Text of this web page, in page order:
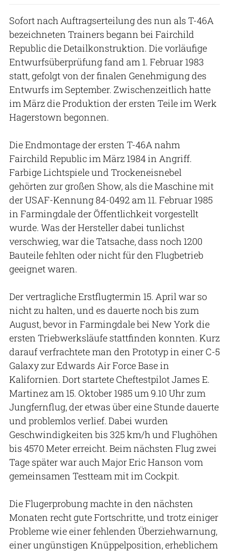
Sofort nach Auftragserteilung des nun als T-46A
bezeichneten Trainers begann bei Fairchild
Republic die Detailkonstruktion. Die vorläufige
Entwurfsüberprüfung fand am 1. Februar 1983
statt, gefolgt von der finalen Genehmigung des
Entwurfs im September. Zwischenzeitlich hatte
im März die Produktion der ersten Teile im Werk
Hagerstown begonnen.
Die Endmontage der ersten T-46A nahm
Fairchild Republic im März 1984 in Angriff.
Farbige Lichtspiele und Trockeneisnebel
gehörten zur großen Show, als die Maschine mit
der USAF-Kennung 84-0492 am 11. Februar 1985
in Farmingdale der Öffentlichkeit vorgestellt
wurde. Was der Hersteller dabei tunlichst
verschwieg, war die Tatsache, dass noch 1200
Bauteile fehlten oder nicht für den Flugbetrieb
geeignet waren.
Der vertragliche Erstflugtermin 15. April war so
nicht zu halten, und es dauerte noch bis zum
August, bevor in Farmingdale bei New York die
ersten Triebwerksläufe stattfinden konnten. Kurz
darauf verfrachtete man den Prototyp in einer C-5
Galaxy zur Edwards Air Force Base in
Kalifornien. Dort startete Cheftestpilot James E.
Martinez am 15. Oktober 1985 um 9.10 Uhr zum
Jungfernflug, der etwas über eine Stunde dauerte
und problemlos verlief. Dabei wurden
Geschwindigkeiten bis 325 km/h und Flughöhen
bis 4570 Meter erreicht. Beim nächsten Flug zwei
Tage später war auch Major Eric Hanson vom
gemeinsamen Testteam mit im Cockpit.
Die Flugerprobung machte in den nächsten
Monaten recht gute Fortschritte, und trotz einiger
Probleme wie einer fehlenden Überziehwarnung,
einer ungünstigen Knüppelposition, erheblichem